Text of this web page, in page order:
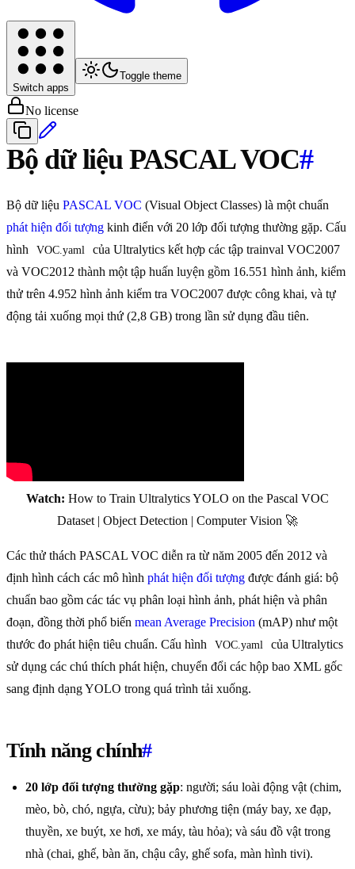
Switch apps
Toggle theme
No license
Bộ dữ liệu PASCAL VOC#
Bộ dữ liệu PASCAL VOC (Visual Object Classes) là một chuẩn
phát hiện đối tượng kinh điển với 20 lớp đối tượng thường gặp. Cấu
hình
VOC.yaml
của Ultralytics kết hợp các tập trainval VOC2007
và VOC2012 thành một tập huấn luyện gồm 16.551 hình ảnh, kiểm
thử trên 4.952 hình ảnh kiểm tra VOC2007 được công khai, và tự
động tải xuống mọi thứ (2,8 GB) trong lần sử dụng đầu tiên.
Watch: How to Train Ultralytics YOLO on the Pascal VOC
Dataset | Object Detection | Computer Vision 🚀
Các thử thách PASCAL VOC diễn ra từ năm 2005 đến 2012 và
định hình cách các mô hình phát hiện đối tượng được đánh giá: bộ
chuẩn bao gồm các tác vụ phân loại hình ảnh, phát hiện và phân
đoạn, đồng thời phổ biến mean Average Precision (mAP) như một
thước đo phát hiện tiêu chuẩn. Cấu hình
VOC.yaml
của Ultralytics
sử dụng các chú thích phát hiện, chuyển đổi các hộp bao XML gốc
sang định dạng YOLO trong quá trình tải xuống.
Tính năng chính#
20 lớp đối tượng thường gặp: người; sáu loài động vật (chim,
mèo, bò, chó, ngựa, cừu); bảy phương tiện (máy bay, xe đạp,
thuyền, xe buýt, xe hơi, xe máy, tàu hỏa); và sáu đồ vật trong
nhà (chai, ghế, bàn ăn, chậu cây, ghế sofa, màn hình tivi).